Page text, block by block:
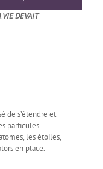
VIE DEVAIT
de s’étendre et
particules
les étoiles,
en place.